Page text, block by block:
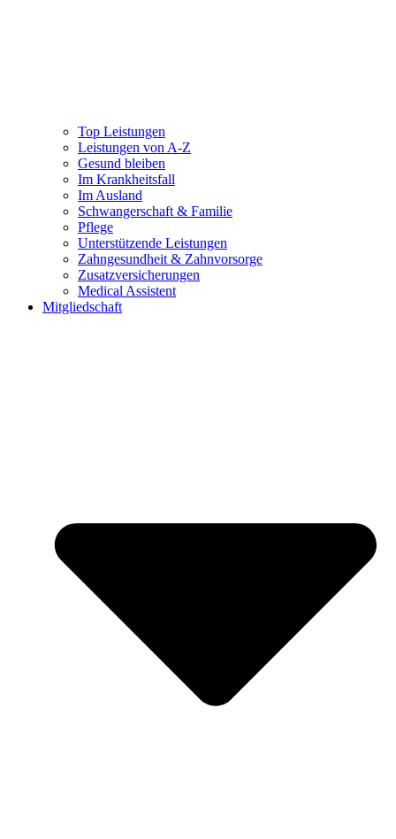
Top Leistungen
Leistungen von A-Z
Gesund bleiben
Im Krankheitsfall
Im Ausland
Schwangerschaft & Familie
Pflege
Unterstützende Leistungen
Zahngesundheit & Zahnvorsorge
Zusatzversicherungen
Medical Assistent
Mitgliedschaft